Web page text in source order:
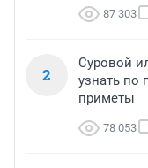
87 303
2
Суровой
узнать по
приметы
78 053